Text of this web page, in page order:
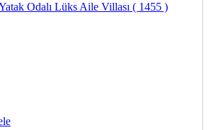
Odalı Lüks Aile Villası ( 1455 )